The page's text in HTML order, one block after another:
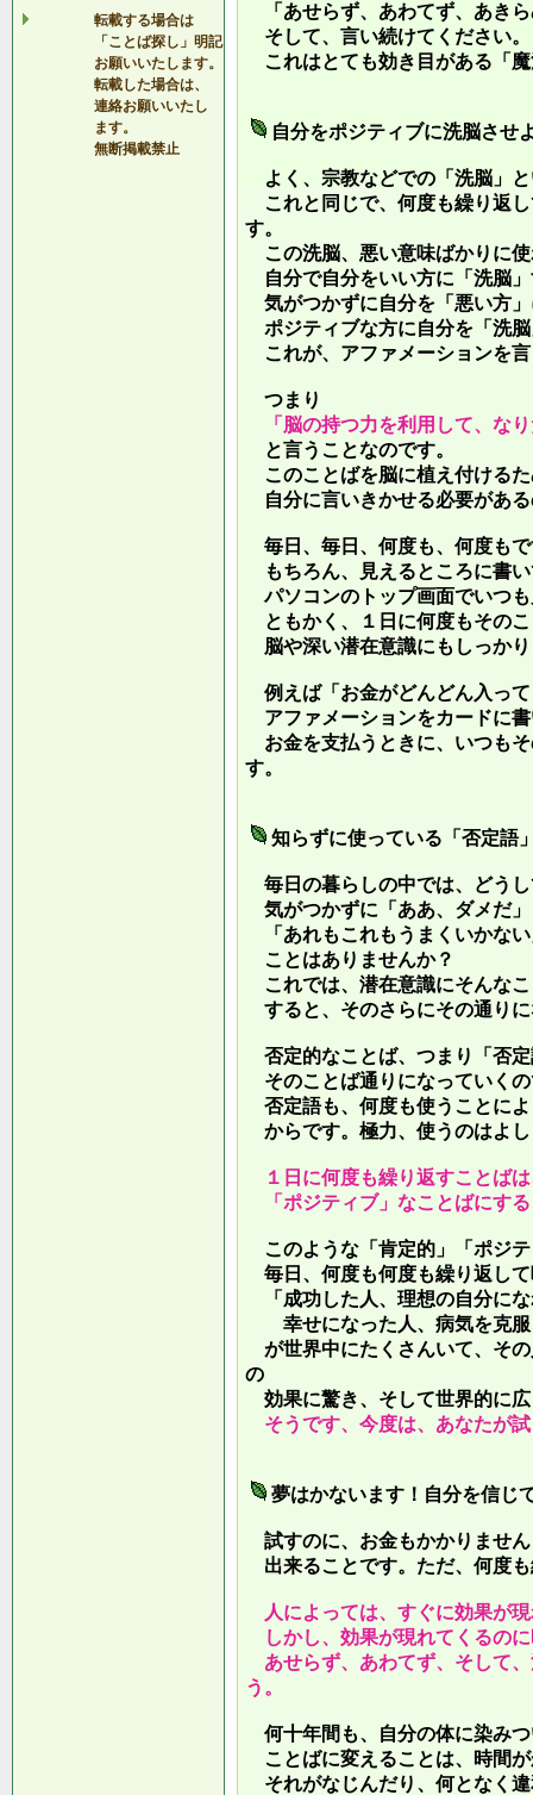
転載する場合は
「ことば探し」明記
お願いいたします。
転載した場合は、
連絡お願いいたし
ます。
無断掲載禁止
「あせらず、あわてず、あき
そして、言い続けてください。
これはとても効き目がある「
自分をポジティブに洗脳させ
よく、宗教などでの「洗脳」
これと同じで、何度も繰り返
す。
この洗脳、悪い意味ばかりに
自分で自分をいい方に「洗脳
気がつかずに自分を「悪い方
ポジティブな方に自分を「洗
これが、アファメーションを
つまり
「脳の持つ力を利用して、な
と言うことなのです。
このことばを脳に植え付ける
自分に言いきかせる必要があ
毎日、毎日、何度も、何度も
もちろん、見えるところに書
パソコンのトップ画面でいつ
ともかく、１日に何度もその
脳や深い潜在意識にもしっか
例えば「お金がどんどん入っ
アファメーションをカードに
お金を支払うときに、いつも
す。
知らずに使っている「否定語
毎日の暮らしの中では、どう
気がつかずに「ああ、ダメだ
「あれもこれもうまくいかな
ことはありませんか？
これでは、潜在意識にそんな
すると、そのさらにその通り
否定的なことば、つまり「否
そのことば通りになっていく
否定語も、何度も使うことに
からです。極力、使うのはよ
１日に何度も繰り返すことば
「ポジティブ」なことばにす
このような「肯定的」「ポジ
毎日、何度も何度も繰り返し
「成功した人、理想の自分に
幸せになった人、病気を克服
が世界中にたくさんいて、そ
の
効果に驚き、そして世界的に
そうです、今度は、あなたが
夢はかないます！自分を信じ
試すのに、お金もかかりませ
出来ることです。ただ、何度
人によっては、すぐに効果が
しかし、効果が現れてくるの
あせらず、あわてず、そして
う。
何十年間も、自分の体に染み
ことばに変えることは、時間
それがなじんだり、何となく